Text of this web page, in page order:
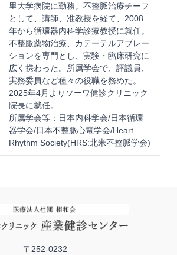
里大学病院に勤務。不整脈治療チーフ
として、講師、准教授を経て、2008
年から循環器内科学診療教授に就任。
不整脈薬物治療、カテーテルアブレー
ションを専門とし、実験・臨床研究に
広く携わった。所属学会で、評議員、
実務委員など種々の役職を務めた。
2025年4月よりソーワ健診クリニック
院長に就任。
所属学会等：日本内科学会/日本循環
器学会/日本不整脈心電学会/Heart
Rhythm Society(HRS:北米不整脈学会)
〒252-0232